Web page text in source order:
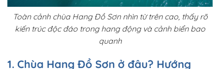
Toàn cảnh chùa Hang Đồ Sơn nhìn từ trên cao, thấy rõ
kiến trúc độc đáo trong hang động và cảnh biển bao
quanh
1. Chùa Hang Đồ Sơn ở đâu? Hướng